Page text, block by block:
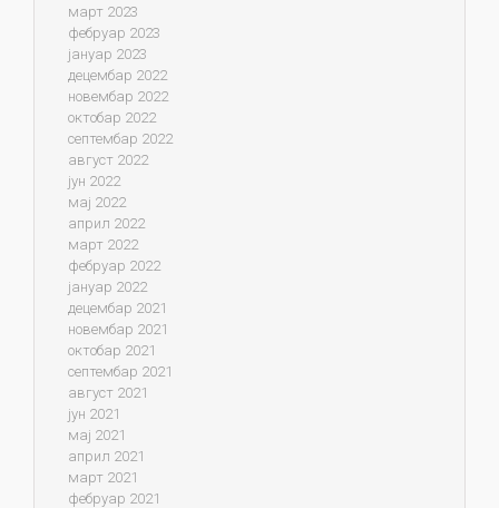
март 2023
фебруар 2023
јануар 2023
децембар 2022
новембар 2022
октобар 2022
септембар 2022
август 2022
јун 2022
мај 2022
април 2022
март 2022
фебруар 2022
јануар 2022
децембар 2021
новембар 2021
октобар 2021
септембар 2021
август 2021
јун 2021
мај 2021
април 2021
март 2021
фебруар 2021